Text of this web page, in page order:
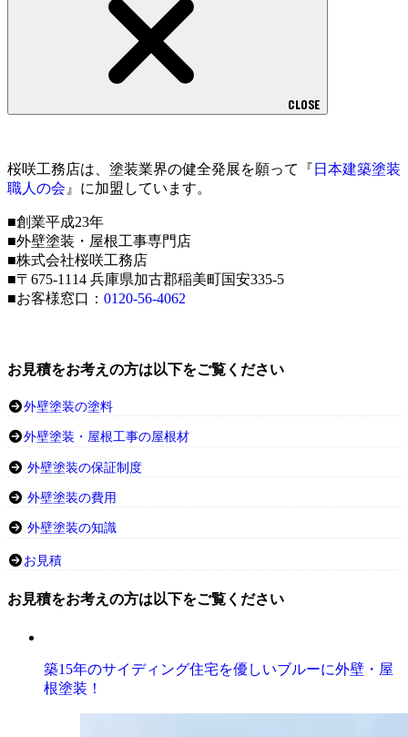
CLOSE
桜咲工務店は、塗装業界の健全発展を願って『 日本建築塗装
職人の会 』に加盟しています。
■創業平成23年
■外壁塗装・屋根工事専門店
■株式会社桜咲工務店
■〒675-1114 兵庫県加古郡稲美町国安335-5
■お客様窓口： 0120-56-4062
お見積をお考えの方は以下をご覧ください
外壁塗装の塗料
外壁塗装・屋根工事の屋根材
外壁塗装の保証制度
外壁塗装の費用
外壁塗装の知識
お見積
お見積をお考えの方は以下をご覧ください
築15年のサイディング住宅を優しいブルーに外壁・屋
根塗装！